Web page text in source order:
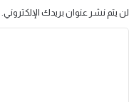
لن يتم نشر عنوان بريدك الإلكتروني.